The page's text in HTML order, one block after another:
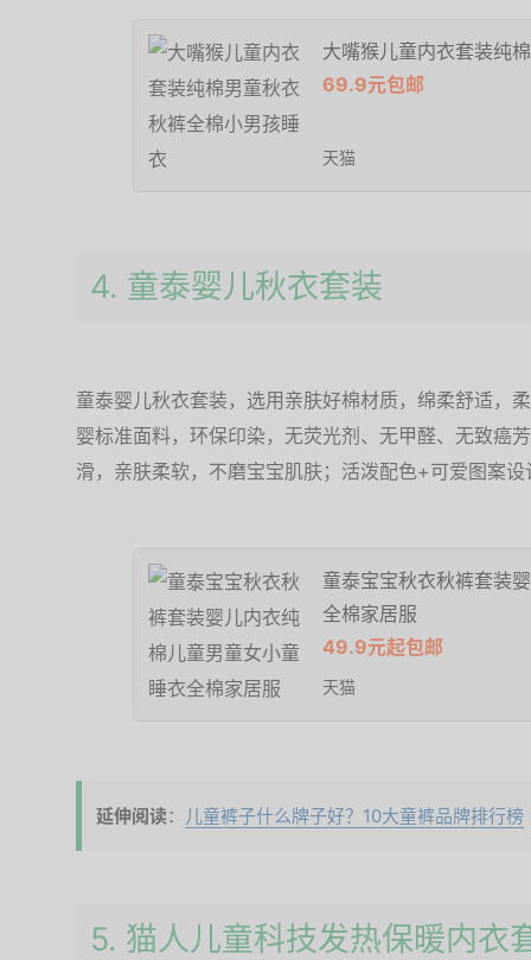
大嘴猴儿童内衣套装纯
69.9元包邮
天猫
4. 童泰婴儿秋衣套装
童泰婴儿秋衣套装，选用亲肤好棉材质，绵柔舒适，
婴标准面料，环保印染，无荧光剂、无甲醛、无致癌
滑，亲肤柔软，不磨宝宝肌肤；活泼配色+可爱图案
童泰宝宝秋衣秋裤套装
全棉家居服
49.9元起包邮
天猫
延伸阅读： 儿童裤子什么牌子好？10大童裤品牌排行榜
5. 猫人儿童科技发热保暖内衣